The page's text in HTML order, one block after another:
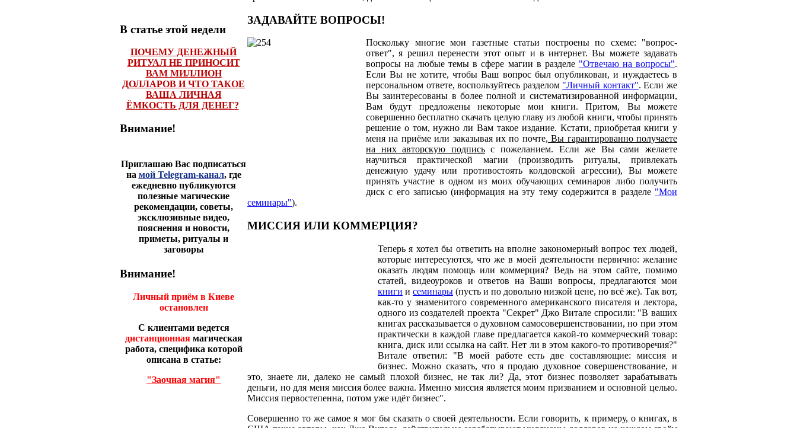
В статье этой недели
ПОЧЕМУ ДЕНЕЖНЫЙ
РИТУАЛ НЕ ПРИНОСИТ
ВАМ МИЛЛИОН
ДОЛЛАРОВ И ЧТО ТАКОЕ
ВАША ЛИЧНАЯ
ЁМКОСТЬ ДЛЯ ДЕНЕГ?
Внимание!
Приглашаю Вас подписаться
на мой Telegram-канал, где
ежедневно публикуются
полезные магические
рекомендации, советы,
эксклюзивные видео,
пояснения и новости,
приметы, ритуалы и
заговоры
Внимание!
Личный приём в Киеве
остановлен
С клиентами ведется
дистанционнаямагическая
работа, специфика которой
описана в статье:
"Заочная магия"
ЗАДАВАЙТЕ ВОПРОСЫ!
Поскольку многие мои газетные статьи построены по схеме: "вопрос-
ответ", я решил перенести этот опыт и в интернет. Вы можете задавать
вопросы на любые темы в сфере магии в разделе "Отвечаю на вопросы".
Если Вы не хотите, чтобы Ваш вопрос был опубликован, и нуждаетесь в
персональном ответе, воспользуйтесь разделом "Личный контакт". Если же
Вы заинтересованы в более полной и систематизированной информации,
Вам будут предложены некоторые мои книги. Притом, Вы можете
совершенно бесплатно скачать целую главу из любой книги, чтобы принять
решение о том, нужно ли Вам такое издание. Кстати, приобретая книги у
меня на приёме или заказывая их по почте, Вы гарантированно получаете
на них авторскую подписьс пожеланием. Если же Вы сами желаете
научиться практической магии (производить ритуалы, привлекать
денежную удачу или противостоять колдовской агрессии), Вы можете
принять участие в одном из моих обучающих семинаров либо получить
диск с его записью (информация на эту тему содержится в разделе "Мои
семинары").
МИССИЯ ИЛИ КОММЕРЦИЯ?
Теперь я хотел бы ответить на вполне закономерный вопрос тех людей,
которые интересуются, что же в моей деятельности первично: желание
оказать людям помощь или коммерция? Ведь на этом сайте, помимо
статей, видеоуроков и ответов на Ваши вопросы, предлагаются мои
книги и семинары (пусть и по довольно низкой цене, но всё же). Так вот,
как-то у знаменитого современного американского писателя и лектора,
одного из создателей проекта "Секрет" Джо Витале спросили: "В ваших
книгах рассказывается о духовном самосовершенствовании, но при этом
практически в каждой главе предлагается какой-то коммерческий товар:
книга, диск или ссылка на сайт. Нет ли в этом какого-то противоречия?"
Витале ответил: "В моей работе есть две составляющие: миссия и
бизнес. Можно сказать, что я продаю духовное совершенствование, и
это, знаете ли, далеко не самый плохой бизнес, не так ли? Да, этот бизнес позволяет зарабатывать
деньги, но для меня миссия более важна. Именно миссия является моим призванием и основной целью.
Миссия первостепенна, потом уже идёт бизнес".
Совершенно то же самое я мог бы сказать о своей деятельности. Если говорить, к примеру, о книгах, в